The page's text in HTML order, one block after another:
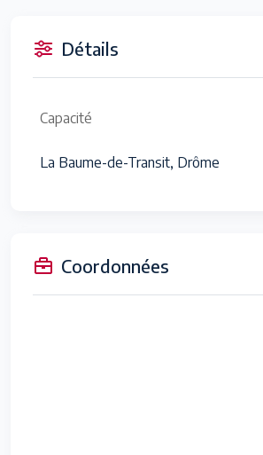
Détails
Capacité
La Baume-de-Transit, Drôme
Coordonnées